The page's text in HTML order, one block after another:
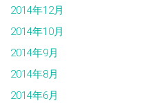
2014年12月
2014年10月
2014年9月
2014年8月
2014年6月